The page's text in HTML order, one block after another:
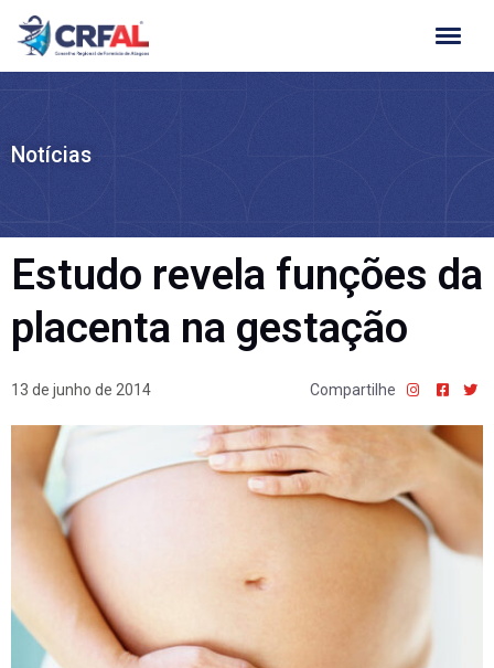
Ir
para
Notícias
Estudo revela funções da
placenta na gestação
13 de junho de 2014 Compartilhe